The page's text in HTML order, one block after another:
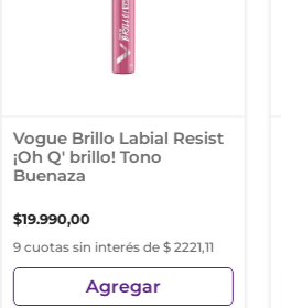
Vogue Brillo Labial Resist
¡Oh Q' brillo! Tono
Buenaza
$19.990,00
9 cuotas sin interés de $ 2221,11
Agregar